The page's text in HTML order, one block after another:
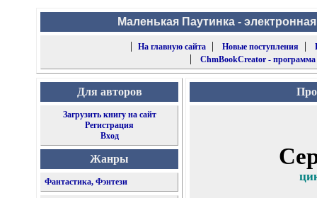
Маленькая Паутинка -
|
На главную сайта| Новые поступления |
| ChmBookCreator -
Для авторов
Загрузить книгу на сайт
Регистрация
Вход
Жанры
Фантастика, Фэнтези